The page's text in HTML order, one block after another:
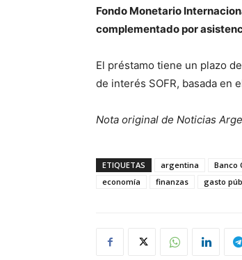
Fondo Monetario
complementado por
El préstamo tiene un plazo
de interés SOFR, basada en
Nota original de Noticias
ETIQUETAS argentina Banco
economía
finanzas gasto